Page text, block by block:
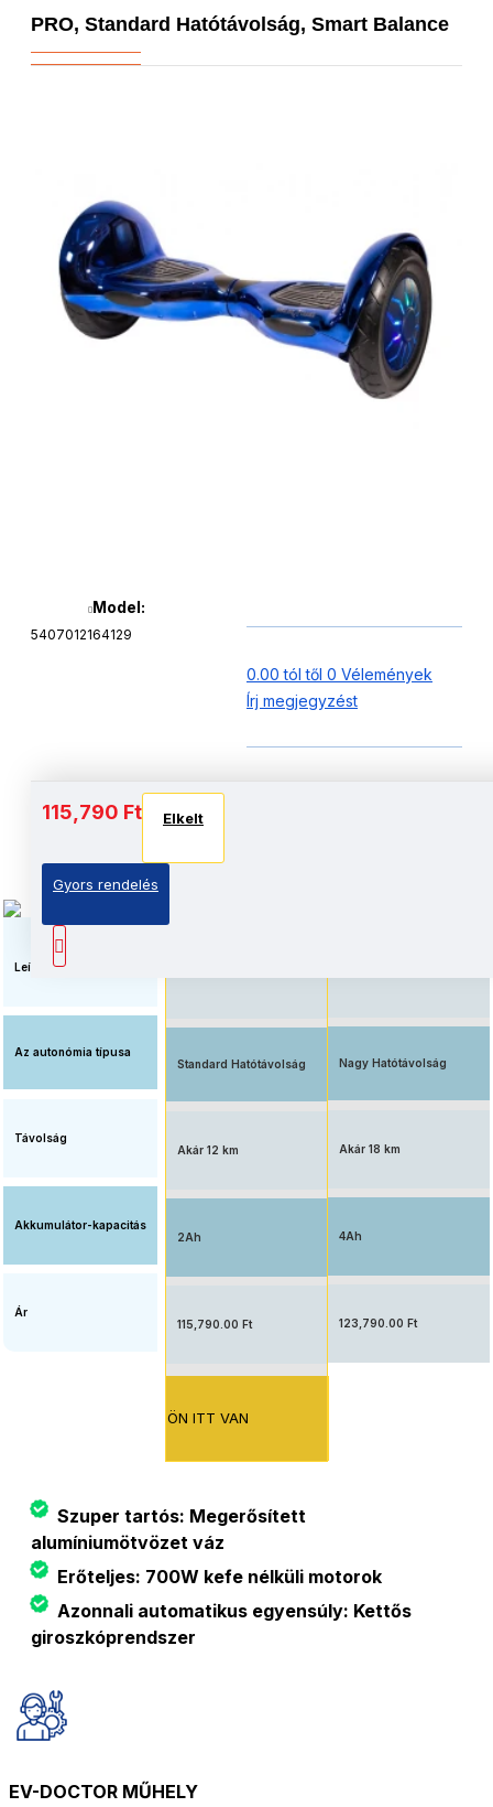
PRO, Standard Hatótávolság, Smart Balance
Model:
5407012164129
0.00 tól től 0 Vélemények
Írj megjegyzést
115,790 Ft Elkelt
Gyors rendelés
Akkumulátor és autonómia
Leírás
Az autonómia típusa
Távolság
Akkumulátor-kapacitás
Ár
Standard Hatótávolság
Akár 12 km
2Ah
115,790.00 Ft
ÖN ITT VAN
Nagy Hatótávolság
Akár 18 km
4Ah
123,790.00 Ft
Szuper tartós: Megerősített
alumíniumötvözet váz
Erőteljes: 700W kefe nélküli motorok
Azonnali automatikus egyensúly: Kettős
giroszkóprendszer
EV-DOCTOR MŰHELY